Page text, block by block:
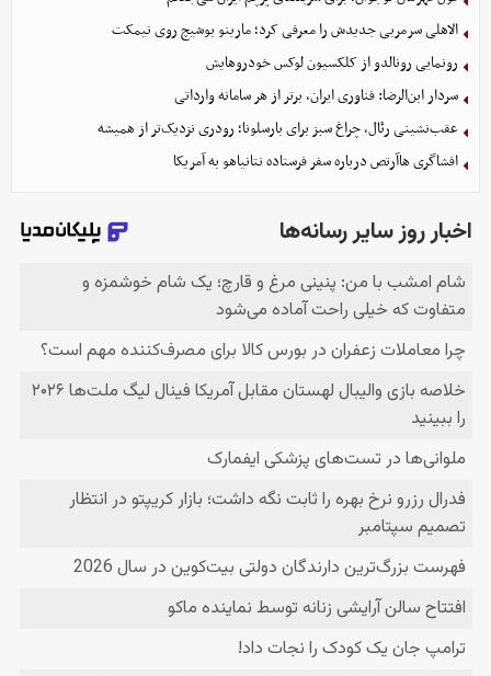
الاهلی سرمربی جدیدش را معرفی کرد؛ مارینو بوشیچ روی نیمکت
رونمایی رونالدو از کلکسیون لوکس خودروهایش
سردار ابن‌الرضا: فناوری ایران، برتر از هر سامانه وارداتی
عقب‌نشینی رئال، چراغ سبز برای بارسلونا؛ رودری نزدیک‌تر از همیشه
افشاگری هاآرتص درباره سفر فرستاده نتانیاهو به آمریکا